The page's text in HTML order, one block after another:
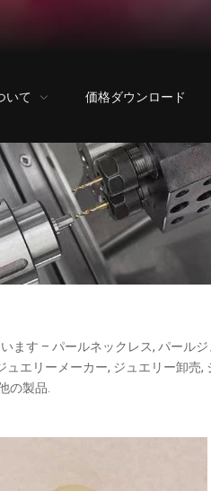
いて 価格ダウンロード
す – パールネックレス, パール
エリーメーカー, ジュエリー卸売
の製品.